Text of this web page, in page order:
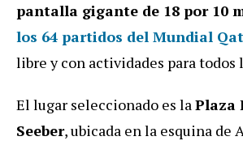
pantalla gigante de 18 por 10
los 64 partidos del Mundial
libre y con actividades para todos
El lugar seleccionado es laPlaza
Seeber, ubicada en la esquina de